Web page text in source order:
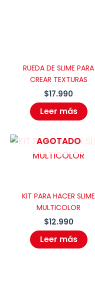
RUEDA DE SLIME PARA
CREAR TEXTURAS
$17.990
Leer más
AGOTADO
KIT PARA HACER SLIME
MULTICOLOR
$12.990
Leer más